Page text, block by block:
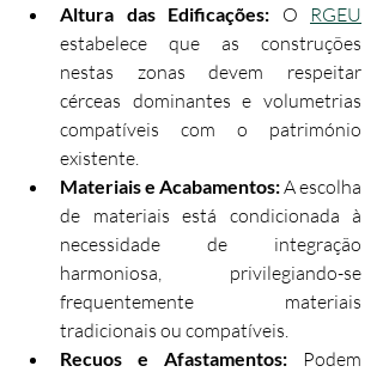
Altura das Edificações: O RGEU
estabelece que as construções
nestas zonas devem respeitar
cérceas dominantes e volumetrias
compatíveis com o património
existente.
Materiais e Acabamentos: A escolha
de materiais está condicionada à
necessidade de integração
harmoniosa, privilegiando-se
frequentemente materiais
tradicionais ou compatíveis.
Recuos e Afastamentos:
Podem